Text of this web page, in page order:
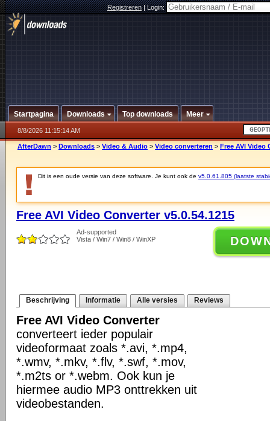
Registreren|Login:
Startpagina Downloads Top downloads Meer
8/8/2026 11:15:14 AM
AfterDawn > Downloads > Video & Audio > Video converteren > Free AVI Video
Dit is een oude versie van deze software. Je kunt ook de v5.0.61.805 (laatste
Free AVI Video Converter v5.0.54.1215
Ad-supported
Vista / Win7 / Win8 / WinXP
Beschrijving Informatie Alle versies Reviews
Free AVI Video Converter
converteert ieder populair
videoformaat zoals *.avi, *.mp4,
*.wmv, *.mkv, *.flv, *.swf, *.mov,
*.m2ts or *.webm. Ook kun je
hiermee audio MP3 onttrekken uit
videobestanden.